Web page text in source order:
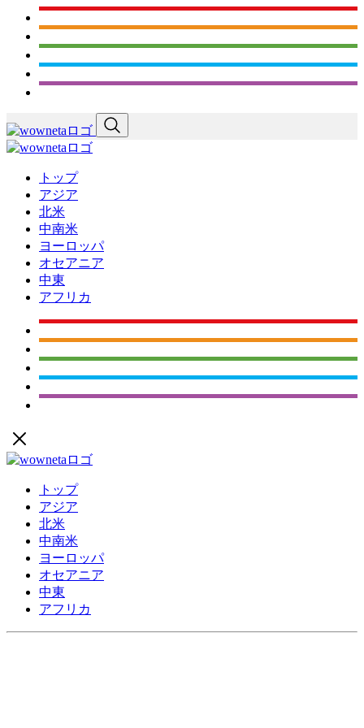
トップ
アジア
北米
中南米
ヨーロッパ
オセアニア
中東
アフリカ
トップ
アジア
北米
中南米
ヨーロッパ
オセアニア
中東
アフリカ